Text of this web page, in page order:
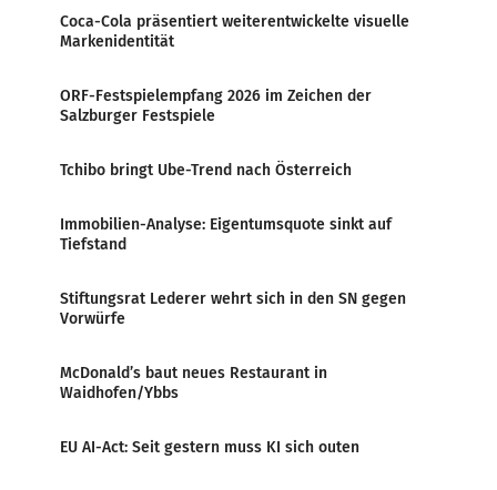
Coca-Cola präsentiert weiterentwickelte visuelle
Markenidentität
ORF-Festspielempfang 2026 im Zeichen der
Salzburger Festspiele
Tchibo bringt Ube-Trend nach Österreich
Immobilien-Analyse: Eigentumsquote sinkt auf
Tiefstand
Stiftungsrat Lederer wehrt sich in den SN gegen
Vorwürfe
McDonald’s baut neues Restaurant in
Waidhofen/Ybbs
EU AI-Act: Seit gestern muss KI sich outen